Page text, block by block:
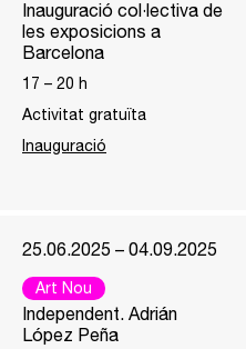
Inauguració col·lectiva de
les exposicions a
Barcelona
17 – 20 h
Activitat gratuïta
Inauguració
25.06.2025 – 04.09.2025
Art Nou
Independent. Adrián
López Peña